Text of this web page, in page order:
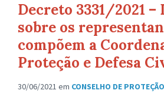
Decreto 3331/2021 –
sobre os
compõem a
Proteção e Defesa
30/06/2021 em CONSELHO DE